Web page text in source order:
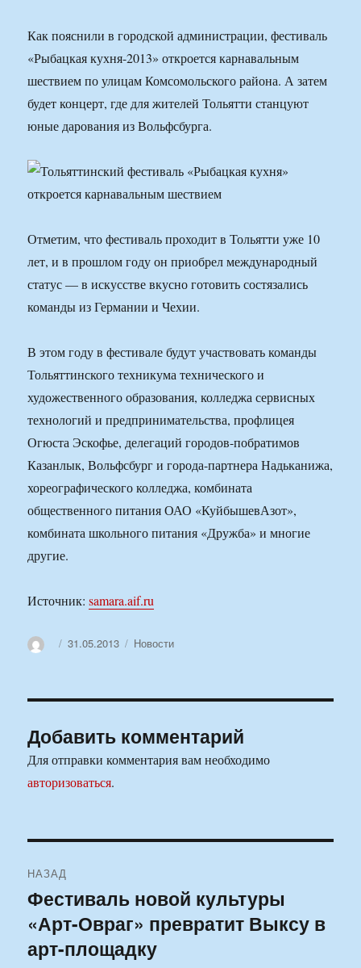
Как пояснили в городской администрации, фестиваль
«Рыбацкая кухня-2013» откроется карнавальным
шествием по улицам Комсомольского района. А затем
будет концерт, где для жителей Тольятти станцуют
юные дарования из Вольфсбурга.
Отметим, что фестиваль проходит в Тольятти уже 10
лет, и в прошлом году он приобрел международный
статус — в искусстве вкусно готовить состязались
команды из Германии и Чехии.
В этом году в фестивале будут участвовать команды
Тольяттинского техникума технического и
художественного образования, колледжа сервисных
технологий и предпринимательства, профлицея
Огюста Эскофье, делегаций городов-побратимов
Казанлык, Вольфсбург и города-партнера Надьканижа,
хореографического колледжа, комбината
общественного питания ОАО «КуйбышевАзот»,
комбината школьного питания «Дружба» и многие
другие.
Источник:samara.aif.ru
АвторОпубликовано
31.05.2013 Рубрики
Новости
Добавить комментарий
Для отправки комментария вам необходимо
авторизоваться.
по
записям
НАЗАД
Предыдущая
запись:
Фестиваль новой культуры
«Арт-Овраг» превратит Выксу в
арт-площадку